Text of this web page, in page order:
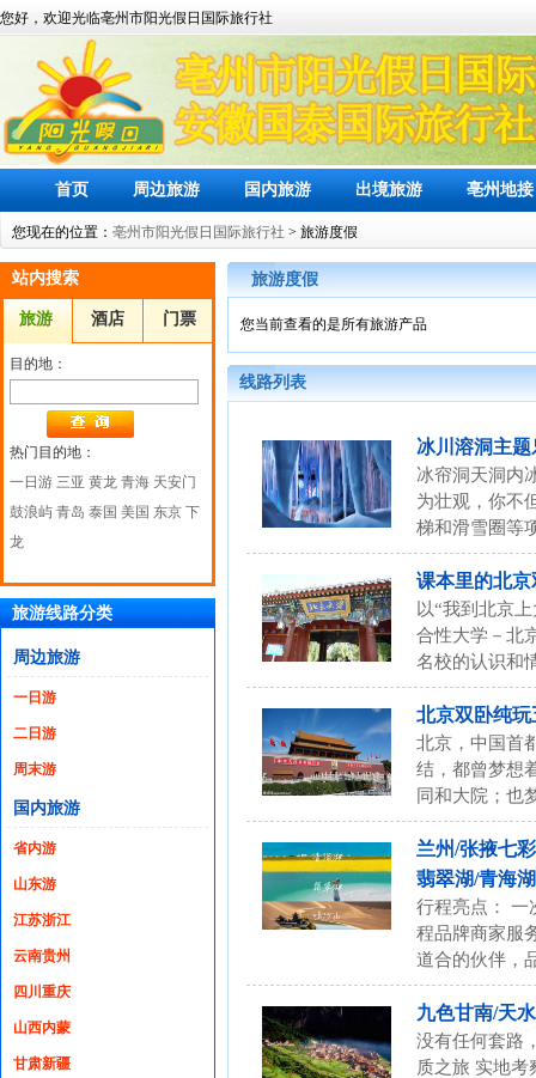
您好，欢迎光临亳州市阳光假日国际旅行社
首页 周边旅游 国内旅游 出境旅游 亳州地接
您现在的位置： 亳州市阳光假日国际旅行社 > 旅游度假
站内搜索
旅游 酒店 门票
目的地：
热门目的地：
一日游 三亚 黄龙 青海 天安门
鼓浪屿 青岛 泰国 美国 东京 下
龙
旅游线路分类
周边旅游
一日游
二日游
周末游
国内旅游
省内游
山东游
江苏浙江
云南贵州
四川重庆
山西内蒙
甘肃新疆
旅游度假
您当前查看的是所有旅游产品
线路列表
冰川溶洞主
冰帘洞天洞内
为壮观，你不
梯和滑雪圈等
课本里的北
以“我到北京
合性大学－北
名校的认识和
北京双卧纯玩
北京，中国首
结，都曾梦想
同和大院；也
兰州/张掖七
翡翠湖/青海
行程亮点： 一
程品牌商家服
道合的伙伴，
九色甘南/天
没有任何套路
质之旅 实地